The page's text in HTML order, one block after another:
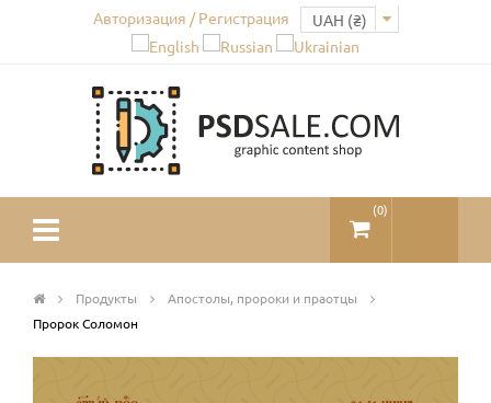
Авторизация / Регистрация
(0)
Продукты
Апостолы, пророки и праотцы
Пророк Соломон